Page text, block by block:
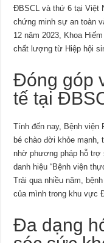
ĐBSCL và thứ 6 tại Việt
chứng minh sự an toàn
12 năm 2023, Khoa
chất lượng từ Hiệp hội
Đóng góp
tế tại
Tính đến nay, Bệnh viện
bé chào đời khỏe mạnh,
nhờ phương pháp hỗ trợ
danh hiệu “Bệnh viện
Trải qua nhiều năm,
của mình trong khu vực
Đa dạng